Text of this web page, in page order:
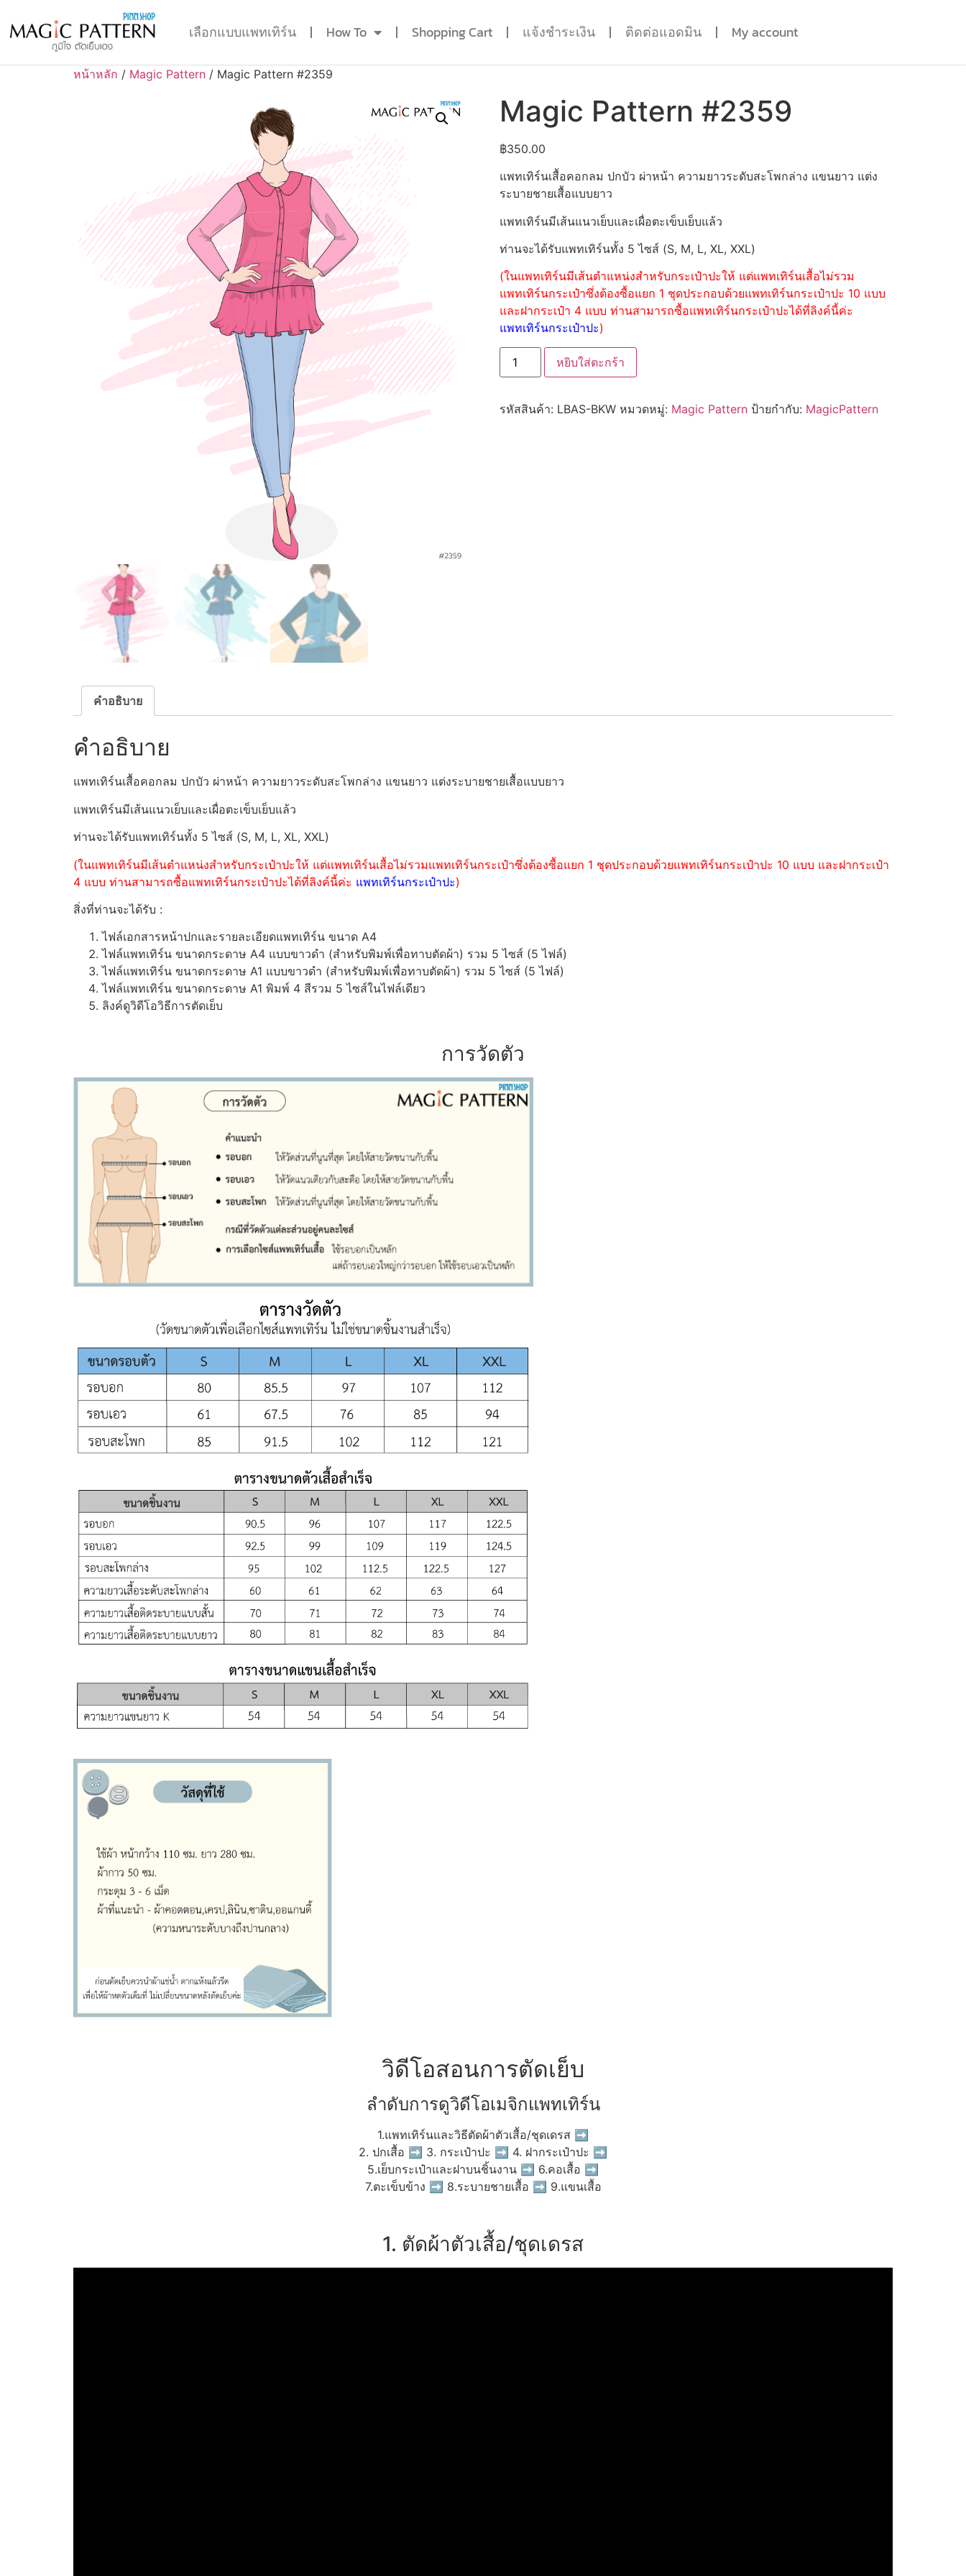
เลือกแบบแพทเทิร์น How To Shopping Cart แจ้งชำระเงิน ติดต่อแอดมิน My account
หน้าหลัก / Magic Pattern / Magic Pattern #2359
Magic Pattern #2359
฿350.00
แพทเทิร์นเสื้อคอกลม ปกบัว ผ่าหน้า ความยาวระดับสะโพกล่าง แขนยาว แต่ง
ระบายชายเสื้อแบบยาว
แพทเทิร์นมีเส้นแนวเย็บและเผื่อตะเข็บเย็บแล้ว
ท่านจะได้รับแพทเทิร์นทั้ง 5 ไซส์ (S, M, L, XL, XXL)
(ในแพทเทิร์นมีเส้นตำแหน่งสำหรับกระเป๋าปะให้ แต่แพทเทิร์นเสื้อไม่รวม
แพทเทิร์นกระเป๋าซึ่งต้องซื้อแยก 1 ชุดประกอบด้วยแพทเทิร์นกระเป๋าปะ 10 แบบ
และฝากระเป๋า 4 แบบ ท่านสามารถซื้อแพทเทิร์นกระเป๋าปะได้ที่ลิงค์นี้ค่ะ
แพทเทิร์นกระเป๋าปะ)
หยิบใส่ตะกร้า
รหัสสินค้า: LBAS-BKW หมวดหมู่: Magic Pattern ป้ายกำกับ: MagicPattern
คำอธิบาย
คำอธิบาย
แพทเทิร์นเสื้อคอกลม ปกบัว ผ่าหน้า ความยาวระดับสะโพกล่าง แขนยาว แต่งระบายชายเสื้อแบบยาว
แพทเทิร์นมีเส้นแนวเย็บและเผื่อตะเข็บเย็บแล้ว
ท่านจะได้รับแพทเทิร์นทั้ง 5 ไซส์ (S, M, L, XL, XXL)
(ในแพทเทิร์นมีเส้นตำแหน่งสำหรับกระเป๋าปะให้ แต่แพทเทิร์นเสื้อไม่รวมแพทเทิร์นกระเป๋าซึ่งต้องซื้อแยก 1 ชุดประกอบด้วยแพทเทิร์นกระเป๋าปะ 10 แบบ และฝากระเป๋า
4 แบบ ท่านสามารถซื้อแพทเทิร์นกระเป๋าปะได้ที่ลิงค์นี้ค่ะ แพทเทิร์นกระเป๋าปะ)
สิ่งที่ท่านจะได้รับ :
ไฟล์เอกสารหน้าปกและรายละเอียดแพทเทิร์น ขนาด A4
ไฟล์แพทเทิร์น ขนาดกระดาษ A4 แบบขาวดำ (สำหรับพิมพ์เพื่อทาบตัดผ้า) รวม 5 ไซส์ (5 ไฟล์)
ไฟล์แพทเทิร์น ขนาดกระดาษ A1 แบบขาวดำ (สำหรับพิมพ์เพื่อทาบตัดผ้า) รวม 5 ไซส์ (5 ไฟล์)
ไฟล์แพทเทิร์น ขนาดกระดาษ A1 พิมพ์ 4 สีรวม 5 ไซส์ในไฟล์เดียว
ลิงค์ดูวิดีโอวิธีการตัดเย็บ
การวัดตัว
วิดีโอสอนการตัดเย็บ
ลำดับการดูวิดีโอเมจิกแพทเทิร์น
1.แพทเทิร์นและวิธีตัดผ้าตัวเสื้อ/ชุดเดรส ➡
2. ปกเสื้อ ➡ 3. กระเป๋าปะ ➡ 4. ฝากระเป๋าปะ ➡
5.เย็บกระเป๋าและฝาบนชิ้นงาน ➡ 6.คอเสื้อ ➡
7.ตะเข็บข้าง ➡ 8.ระบายชายเสื้อ ➡ 9.แขนเสื้อ
1. ตัดผ้าตัวเสื้อ/ชุดเดรส